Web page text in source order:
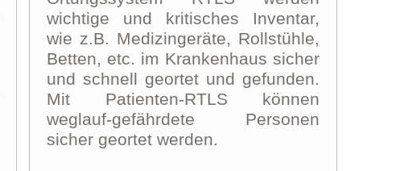
wichtige und kritisches Inventar,
wie z.B. Medizingeräte, Rollstühle,
Betten, etc. im Krankenhaus sicher
und schnell geortet und gefunden.
Mit Patienten-RTLS können
weglauf-gefährdete Personen
sicher geortet werden.